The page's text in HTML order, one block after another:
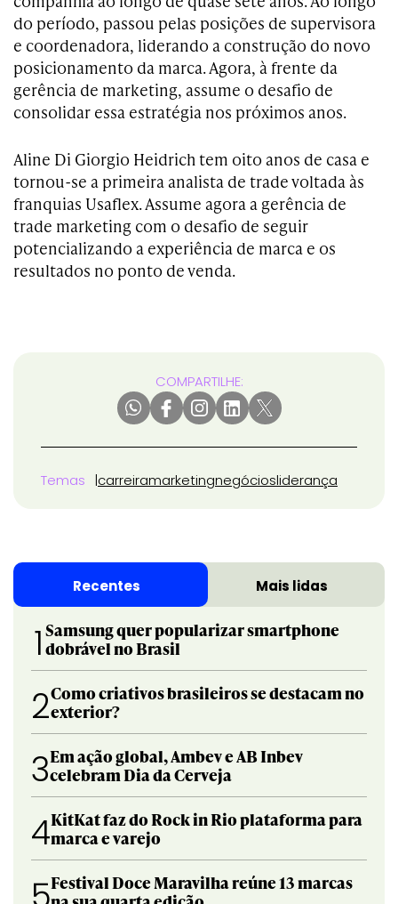
do período, passou pelas posições de supervisora
e coordenadora, liderando a construção do novo
posicionamento da marca. Agora, à frente da
gerência de marketing, assume o desafio de
consolidar essa estratégia nos próximos anos.
Aline Di Giorgio Heidrich tem oito anos de casa e
tornou-se a primeira analista de trade voltada às
franquias Usaflex. Assume agora a gerência de
trade marketing com o desafio de seguir
potencializando a experiência de marca e os
resultados no ponto de venda.
COMPARTILHE:
Temas carreiramarketingnegóciosliderança
Recentes Mais lidas
1 Samsung quer popularizar smartphone
dobrável no Brasil
2Como criativos brasileiros se destacam no
exterior?
3Em ação global, Ambev e AB Inbev
celebram Dia da Cerveja
4KitKat faz do Rock in Rio plataforma para
marca e varejo
Festival Doce Maravilha reúne 13 marcas